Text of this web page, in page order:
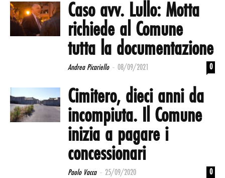
Caso avv. Lullo: Motta
richiede al Comune
tutta la documentazione
Andrea Picariello - 08/09/2021 0
Cimitero, dieci anni da
incompiuta. Il Comune
inizia a pagare i
concessionari
Paolo Vacca - 25/09/2020 0